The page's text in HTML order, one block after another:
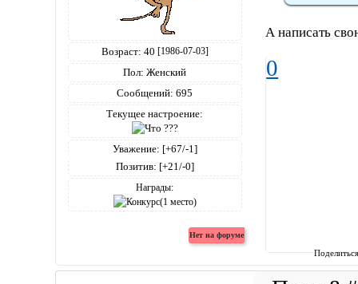
Возраст: 40 [1986-07-03]
Пол: Женский
Сообщений: 695
Текущее настроение:
Уважение: [+67/-1]
Позитив: [+21/-0]
Награды:
А написать
0